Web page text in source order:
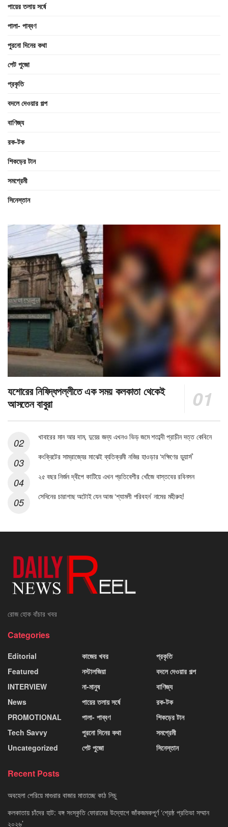
পায়ের তলায় সর্ষে
পালা- পাব্বণ
পুরনো দিনের কথা
পেট পুজো
প্রকৃতি
বদলে দেওয়ার গল্প
বাণিজ্য
রক-টক
শিকড়ের টান
সমপ্রেমী
সিনেস্তান
যশোরের নিষিদ্ধপল্লীতে এক সময় কলকাতা থেকেই
আসতেন বাবুরা
খাবারের মান আর দাম, দুয়ের জন্য এখনও ভিড় জমে শতাব্দী প্রাচীন দত্ত কেবিনে
কংক্রিটের সাম্রাজ্যের মাঝেই ব্যতিক্রমী নজির হাওড়ার ‘দক্ষিণের ডুয়ার্স’
২৫ বছর নির্জন দ্বীপে কাটিয়ে এখন প্রতিবেশীর খোঁজে বাস্তবের রবিনসন
সেদিনের চারাগাছ অটোই যেন আজ ‘শ্যামলী পরিবহন’ নামের মহীরুহ!
রোজ হোক বাঁচার খবর
Categories
Editorial
Featured
INTERVIEW
News
PROMOTIONAL
Tech Savvy
Uncategorized
কাজের খবর
নস্টালজিয়া
না-মানুষ
পায়ের তলায় সর্ষে
পালা- পাব্বণ
পুরনো দিনের কথা
পেট পুজো
প্রকৃতি
বদলে দেওয়ার গল্প
বাণিজ্য
রক-টক
শিকড়ের টান
সমপ্রেমী
সিনেস্তান
Recent Posts
অবহেলা পেরিয়ে মাগুরার বাজার মাতাচ্ছে কাঠ লিচু
কলকাতায় চাঁদের হাট: বঙ্গ সংস্কৃতি ফোরামের উদ্যোগে জাঁকজমকপূর্ণ ‘শ্রেষ্ঠ প্রতিভা সম্মান
২০২৬’